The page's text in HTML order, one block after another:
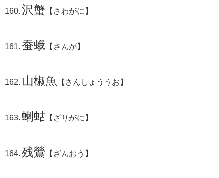
沢蟹 【さわがに】
蚕蛾 【さんが】
山椒魚 【さんしょううお】
蝲蛄 【ざりがに】
残鶯 【ざんおう】